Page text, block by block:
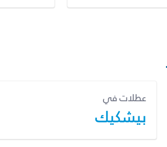
عطلات في
بيشكيك